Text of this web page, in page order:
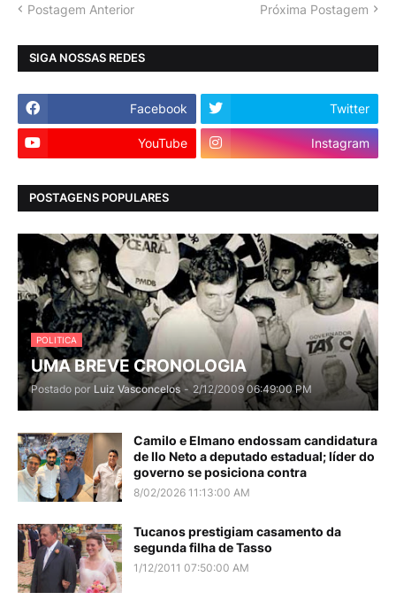
Postagem Anterior Próxima Postagem
SIGA NOSSAS REDES
Facebook Twitter
YouTube Instagram
POSTAGENS POPULARES
POLITICA
UMA BREVE CRONOLOGIA
Postado por Luiz Vasconcelos - 2/12/2009 06:49:00 PM
Camilo e Elmano endossam candidatura
de Ilo Neto a deputado estadual; líder do
governo se posiciona contra
8/02/2026 11:13:00 AM
Tucanos prestigiam casamento da
segunda filha de Tasso
1/12/2011 07:50:00 AM